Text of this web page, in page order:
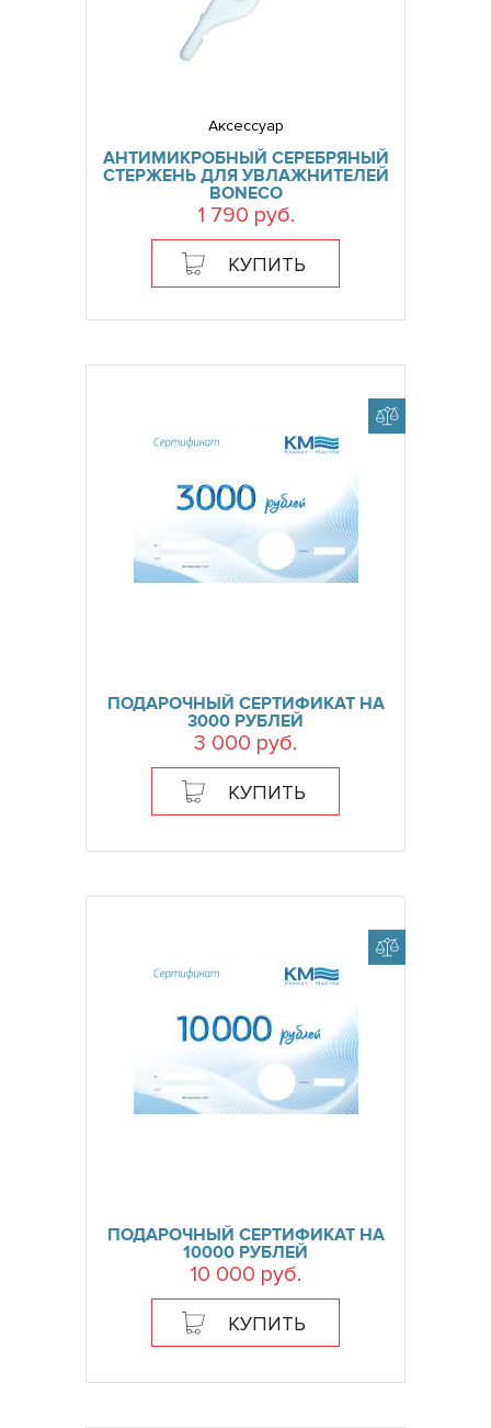
Аксессуар
АНТИМИКРОБНЫЙ СЕРЕБРЯНЫЙ
СТЕРЖЕНЬ ДЛЯ УВЛАЖНИТЕЛЕЙ
BONECO
1 790 руб.
КУПИТЬ
ПОДАРОЧНЫЙ СЕРТИФИКАТ НА
3000 РУБЛЕЙ
3 000 руб.
КУПИТЬ
ПОДАРОЧНЫЙ СЕРТИФИКАТ НА
10000 РУБЛЕЙ
10 000 руб.
КУПИТЬ